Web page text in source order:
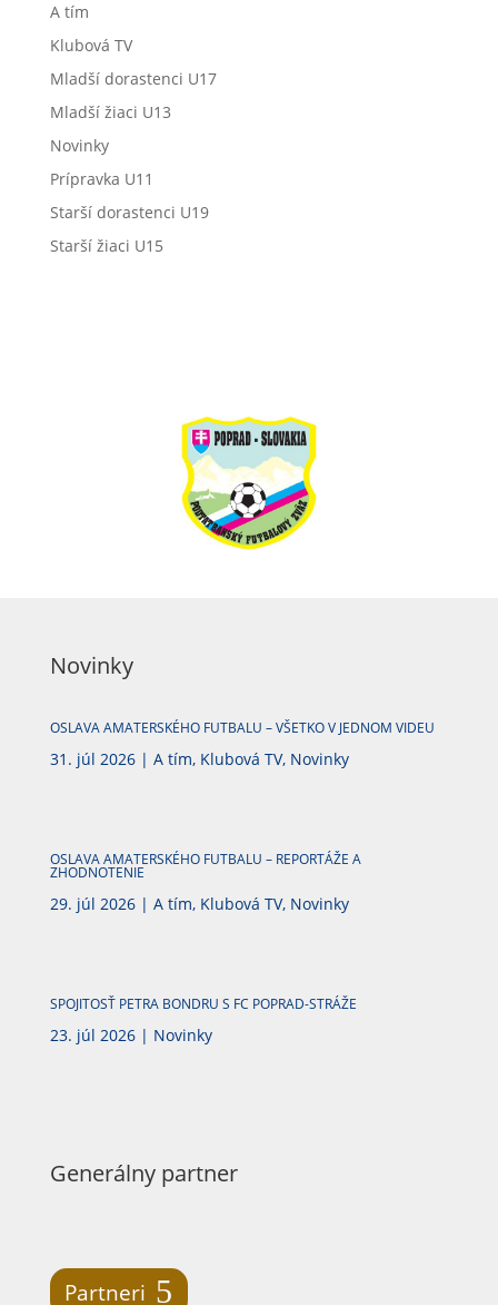
A tím
Klubová TV
Mladší dorastenci U17
Mladší žiaci U13
Novinky
Prípravka U11
Starší dorastenci U19
Starší žiaci U15
Novinky
OSLAVA AMATERSKÉHO FUTBALU – VŠETKO V JEDNOM VIDEU
31. júl 2026| A tím, Klubová TV, Novinky
OSLAVA AMATERSKÉHO FUTBALU – REPORTÁŽE A
ZHODNOTENIE
29. júl 2026| A tím, Klubová TV, Novinky
SPOJITOSŤ PETRA BONDRU S FC POPRAD-STRÁŽE
23. júl 2026| Novinky
Generálny partner
Partneri